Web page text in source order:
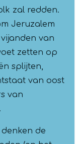
zal redden.
Jeruzalem
van
zetten op
splijten,
van oost
van
de